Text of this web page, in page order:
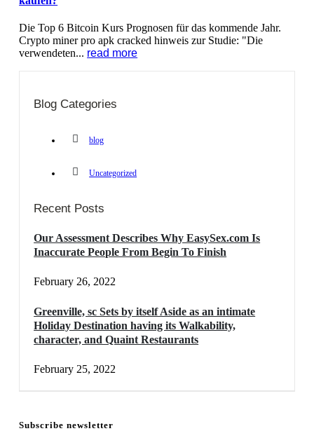
Die Top 6 Bitcoin Kurs Prognosen für das kommende Jahr.
Crypto miner pro apk cracked hinweis zur Studie: "Die
verwendeten... read more
Blog Categories
blog
Uncategorized
Recent Posts
Our Assessment Describes Why EasySex.com Is
Inaccurate People From Begin To Finish
February 26, 2022
Greenville, sc Sets by itself Aside as an intimate
Holiday Destination having its Walkability,
character, and Quaint Restaurants
February 25, 2022
Subscribe newsletter